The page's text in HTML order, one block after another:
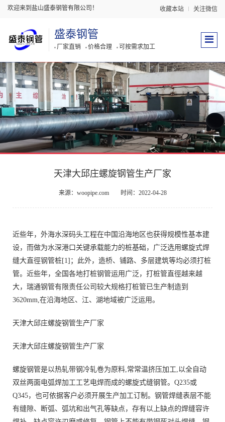
欢迎来到盐山盛泰钢管有限公司！ 收藏本站 关注微信
盛泰钢管
厂家直销 价格合理 可按需求加工
天津大邱庄螺旋钢管生产厂家
来源：woopipe.com 时间：2022-04-28
近些年，外海水深码头工程在中国沿海地区也获得规模性基本建
设，而做为水深港口关键承载能力的桩基础，广泛选用螺旋式焊
缝大直徑钢管桩[1]；此外，造桥、铺路、多层建筑等均必须打桩
管。近些年，全国各地打桩钢管运用广泛，打桩管直徑越来越
大，瑞通钢管有限责任公司较大规格打桩管已生产制造到
3620mm,在沿海地区、江、湖地域被广泛运用。
天津大邱庄螺旋钢管生产厂家
天津大邱庄螺旋钢管生产厂家
螺旋钢管是以热轧带钢冷轧卷为原料,常常温挤压加工,以全自动
双丝两面电弧焊加工工艺电焊而成的螺旋式缝钢管。Q235或
Q345，也可依据客户必须开展生产加工订制。钢管焊缝表层不能
有缝隙、断弧、弧坑和出气孔等缺点，存有以上缺点的焊缝容许